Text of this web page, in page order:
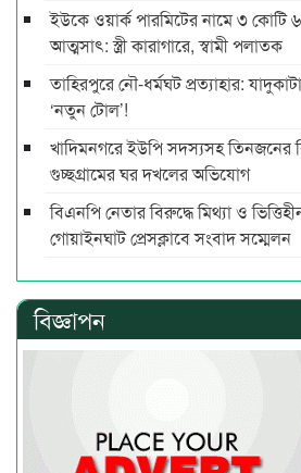
ইউকে ওয়ার্ক পারমিটের নামে ৩ কোটি
আত্মসাৎ: স্ত্রী কারাগারে, স্বামী পলাতক
তাহিরপুরে নৌ-ধর্মঘট প্রত্যাহার:
‘নতুন টোল’!
খাদিমনগরে ইউপি সদস্যসহ তিনজনের
গুচ্ছগ্রামের ঘর দখলের অভিযোগ
বিএনপি নেতার বিরুদ্ধে মিথ্যা ও
গোয়াইনঘাট প্রেসক্লাবে সংবাদ সম্মেলন
বিজ্ঞাপন